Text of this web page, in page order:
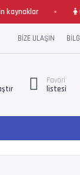
BIZE ULAŞIN
Favori
listesi